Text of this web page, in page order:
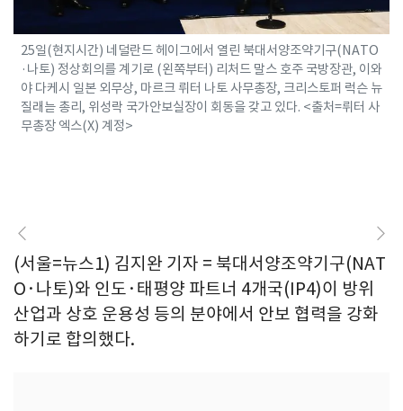
25일(현지시간) 네덜란드 헤이그에서 열린 북대서양조약기구(NATO
·나토) 정상회의를 계기로 (왼쪽부터) 리처드 말스 호주 국방장관, 이와
야 다케시 일본 외무상, 마르크 뤼터 나토 사무총장, 크리스토퍼 럭슨 뉴
질래늗 총리, 위성락 국가안보실장이 회동을 갖고 있다. <출처=뤼터 사
무총장 엑스(X) 계정>
(서울=뉴스1) 김지완 기자 = 북대서양조약기구(NAT
O·나토)와 인도·태평양 파트너 4개국(IP4)이 방위
산업과 상호 운용성 등의 분야에서 안보 협력을 강화
하기로 합의했다.